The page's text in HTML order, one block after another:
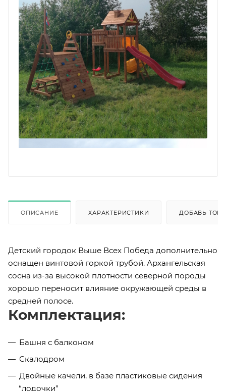
ОПИСАНИЕ ХАРАКТЕРИСТИКИ ДОБАВЬ
Детский городок Выше Всех Победа дополнительно
оснащен винтовой горкой трубой. Архангельская
сосна из-за высокой плотности северной породы
хорошо переносит влияние окружающей среды в
средней полосе.
Комплектация:
Башня с балконом
Скалодром
Двойные качели, в базе пластиковые сидения
“лодочки”